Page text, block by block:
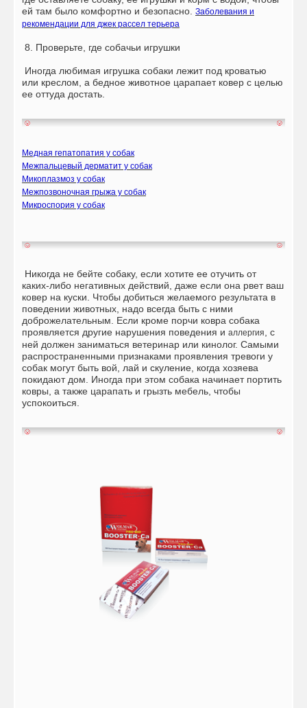
ей там было комфортно и безопасно. Заболевания и
рекомендации для джек рассел терьера
8. Проверьте, где собачьи игрушки
Иногда любимая игрушка собаки лежит под кроватью
или креслом, а бедное животное царапает ковер с целью
ее оттуда достать.
Медная гепатопатия у собак
Межпальцевый дерматит у собак
Микоплазмоз у собак
Межпозвоночная грыжа у собак
Микроспория у собак
Никогда не бейте собаку, если хотите ее отучить от
каких-либо негативных действий, даже если она рвет ваш
ковер на куски. Чтобы добиться желаемого результата в
поведении животных, надо всегда быть с ними
доброжелательным. Если кроме порчи ковра собака
проявляется другие нарушения поведения и аллергия, с
ней должен заниматься ветеринар или кинолог. Самыми
распространенными признаками проявления тревоги у
собак могут быть вой, лай и скуление, когда хозяева
покидают дом. Иногда при этом собака начинает портить
ковры, а также царапать и грызть мебель, чтобы
успокоиться.